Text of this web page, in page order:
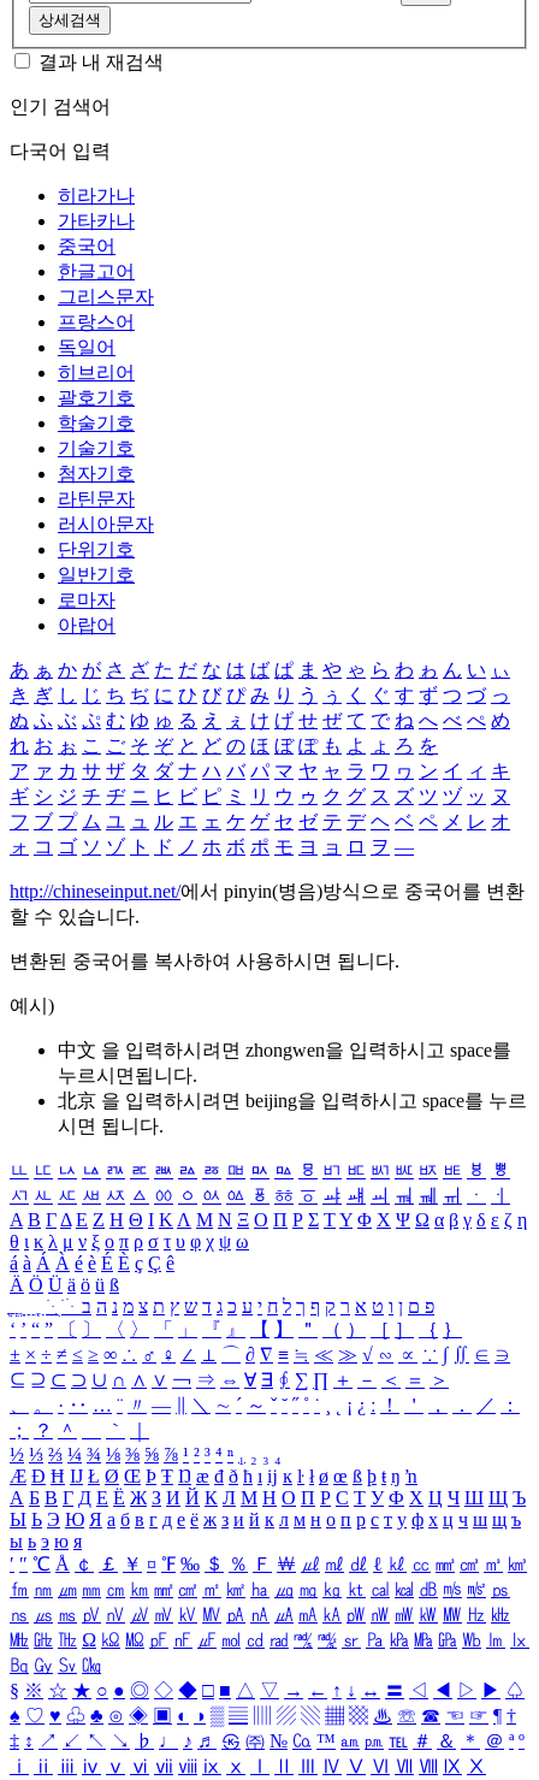
상세검색
결과 내 재검색
인기 검색어
다국어 입력
히라가나
가타카나
중국어
한글고어
그리스문자
프랑스어
독일어
히브리어
괄호기호
학술기호
기술기호
첨자기호
라틴문자
러시아문자
단위기호
일반기호
로마자
아랍어
あ ぁ か が さ ざ た だ な は ば ぱ ま や ゃ ら わ ゎ ん い ぃ
き ぎ し じ ち ぢ に ひ び ぴ み り う ぅ く ぐ す ず つ づ っ
ぬ ふ ぶ ぷ む ゆ ゅ る え ぇ け げ せ ぜ て で ね へ べ ぺ め
れ お ぉ こ ご そ ぞ と ど の ほ ぼ ぽ も よ ょ ろ を
ア ァ カ サ ザ タ ダ ナ ハ バ パ マ ヤ ャ ラ ワ ヮ ン イ ィ キ
ギ シ ジ チ ヂ ニ ヒ ビ ピ ミ リ ウ ゥ ク グ ス ズ ツ ヅ ッ ヌ
フ ブ プ ム ユ ュ ル エ ェ ケ ゲ セ ゼ テ デ ヘ ベ ペ メ レ オ
ォ コ ゴ ソ ゾ ト ド ノ ホ ボ ポ モ ヨ ョ ロ ヲ ―
http://chineseinput.net/에서 pinyin(병음)방식으로 중국어를 변환
할 수 있습니다.
변환된 중국어를 복사하여 사용하시면 됩니다.
예시)
中文 을 입력하시려면 zhongwen을 입력하시고 space를
누르시면됩니다.
北京 을 입력하시려면 beijing을 입력하시고 space를 누르
시면 됩니다.
ㅥ ㅦ ㅧ ㅨ ㅩ ㅪ ㅫ ㅬ ㅭ ㅮ ㅯ ㅰ ㅱ ㅲ ㅳ ㅴ ㅵ ㅶ ㅷ ㅸ
ㅹ
ㅺ ㅻ ㅼ ㅽ ㅾ ㅿ ㆀ ㆁ ㆂ ㆃ ㆄ ㆅ ㆆ ㆇ ㆈ ㆉ ㆊ ㆋ ㆌ ㆍ
ㆎ
Α Β ΓΔ Ε Ζ Η Θ Ι ΚΛ Μ Ν Ξ Ο Π Ρ Σ ΤΥ Φ Χ Ψ Ω α β γ δ ε ζ η
θ ι κ λ μ ν ξ ο π ρ σ τ υ φ χ ψ ω
á à Á À é è É È ç Ç ê
Ä Ö Ü ä ö ü ß
ִֶֹ ֻּ ׁׂ פ ם ן ו ט א ר ק ף ך ל ח י ע כ ג ד ש ץ ת צ מ נ ה ב
‘ ’ “ ” 〔 〕 〈 〉 「 」 『 』 【 】 ＂ （ ） ［ ］ ｛ ｝
± × ÷ ≠ ≤ ≥ ∞ ∴ ♂ ♀ ∠ ⊥ ⌒ ∂ ∇ ≡ ≒ ≪ ≫ √ ∽ ∝ ∵ ∫ ∬ ∈ ∋
⊆ ⊇ ⊂ ⊃ ∪ ∩ ∧ ∨ ￢ ⇒ ⇔ ∀ ∃ ∮ ∑ ∏ ＋ － ＜ ＝
＞
、
。 · ‥ … ¨ 〃 ― ＼ ∼ ´ ～ ˇ ˘ ˝ ˚ ˙ ¸ ¡ ¿ ː ！ ＇ ， ． ／
：
；
？ ＾ ｀
½ ⅓ ⅔ ¼ ¾ ⅛ ⅜ ⅝ ⅞ ¹ ² ³ ⁴ ⁿ ₁ ₂ ₃ ₄
Æ Ð Ħ Ĳ Ł Ø Œ Þ Ŧ Ŋ æ đ ð ħ ı ĳ ĸ ŀ ł ø œ ß þ ŧ ŋ ŉ
А Б В Г Д Е Ё Ж З И Й К Л М Н О П Р С Т У Ф Х Ц Ч Ш Щ Ъ
Ы Ь Э Ю Я а б в г д е ё ж з и й к л м н о п р с т у ф х ц ч ш щ ъ
ы ь э ю я
′ ″ ℃ Å ￠ ￡ ￥ ¤ ℉ ‰ ＄ ％ Ｆ ￦ ㎕ ㎖ ㎗ ℓ ㎘ ㏄ ㎣ ㎤ ㎥ ㎦
㎙ ㎚ ㎛ ㎜ ㎝ ㎞ ㎟ ㎠ ㎡ ㎢ ㏊ ㎍ ㎎ ㎏ ㏏ ㎈ ㎉ ㏈ ㎧ ㎨ ㎰
㎱ ㎲ ㎳ ㎴ ㎵ ㎶ ㎷ ㎸ ㎹ ㎀ ㎁ ㎂ ㎃ ㎄ ㎺ ㎻ ㎽ ㎾ ㎿ ㎐ ㎑
㎒ ㎓ ㎔ Ω ㏀ ㏁ ㎊ ㎋ ㎌ ㏖ ㏅ ㎭ ㎮ ㎯ ㏛ ㎩ ㎪ ㎫ ㎬ ㏝ ㏐
㏓
㏃ ㏉ ㏜ ㏆
§ ※ ☆ ★ ○ ● ◎ ◇ ◆ □ ■ △ ▽ → ← ↑ ↓ ↔ 〓 ◁ ◀ ▷ ▶ ♤
♠ ♡ ♥ ♧ ♣ ⊙ ◈ ▣ ◐ ◑ ▒ ▤ ▨ ▧ ▦ ▩ ♨ ☏ ☎ ☜ ☞ ¶ †
‡ ↕ ↗ ↙ ↖ ↘ ♭ ♩ ♪ ♬ ㉿ ㈜ № ㏇ ™ ㏂ ㏘ ℡ ＃ ＆ ＊ ＠ ª º
ⅰ
ⅱ ⅲ ⅳ ⅴ ⅵ ⅶ ⅷ ⅸ ⅹ Ⅳ Ⅴ Ⅵ Ⅶ Ⅷ Ⅸ Ⅹ